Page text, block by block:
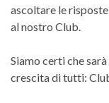
ascoltare le
al nostro Club.
Siamo certi che
crescita di tutti: